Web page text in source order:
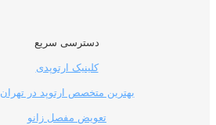
دسترسی سریع
کلینیک ارتوپدی
بهترین متخصص ارتوپد در تهران
تعویض مفصل زانو